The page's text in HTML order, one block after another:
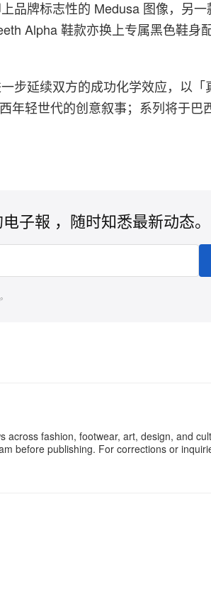
品牌标志性的 Medusa 图像，另一
Alpha 鞋款亦换上专属黑色鞋身
步延续双方的成功化学效应，以「
年轻世代的创意叙事；系列将于巴
子報 ，随时知悉最新动态。
。
across fashion, footwear, art, design, and
before publishing. For corrections or